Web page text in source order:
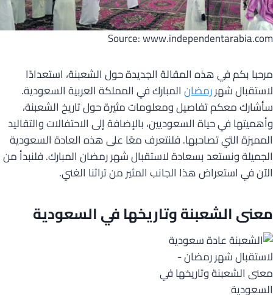
Source: www.independentarabia.com
مرحبا بكم في هذه المقالة الجديدة حول الشعبنة، استعدادًا
لاستقبال شهررمضانالمبارك في المملكة العربية السعودية.
سأشارك معكم تفاصيل ومعلومات مثيرة حول تاريخ الشعبنة،
وأهميتها في حياة السعوديين، بالإضافة إلى الاحتفالات والتقاليد
المميزة التي تصاحبها. فلنتعرف معًا على هذه العادة السعودية
الجميلة ونستعد بسعادة لاستقبال شهر رمضان المبارك. فلنبدأ من
الآن في استعراض هذا الجانب المثير من تراثنا الغني.
معنى الشعبنة وتاريخها في السعودية